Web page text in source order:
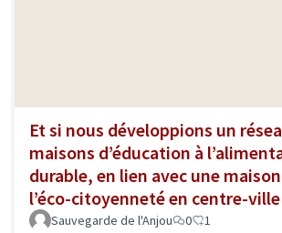
Et si nous développions un
maisons d’éducation à
durable, en lien avec une
l’éco-citoyenneté en centre-ville
Sauvegarde de l'Anjou 0 1